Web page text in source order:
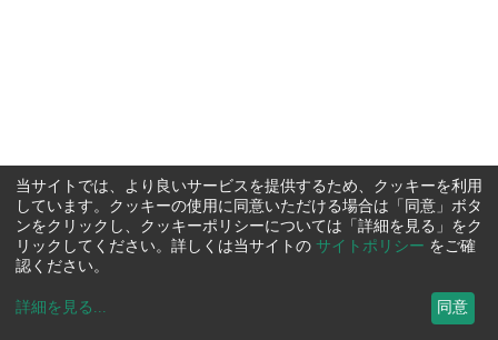
当サイトでは、より良いサービスを提供するため、クッキーを利用
しています。クッキーの使用に同意いただける場合は「同意」ボタ
ンをクリックし、クッキーポリシーについては「詳細を見る」をク
リックしてください。詳しくは当サイトの サイトポリシー をご確
認ください。
詳細を見る ... 同意